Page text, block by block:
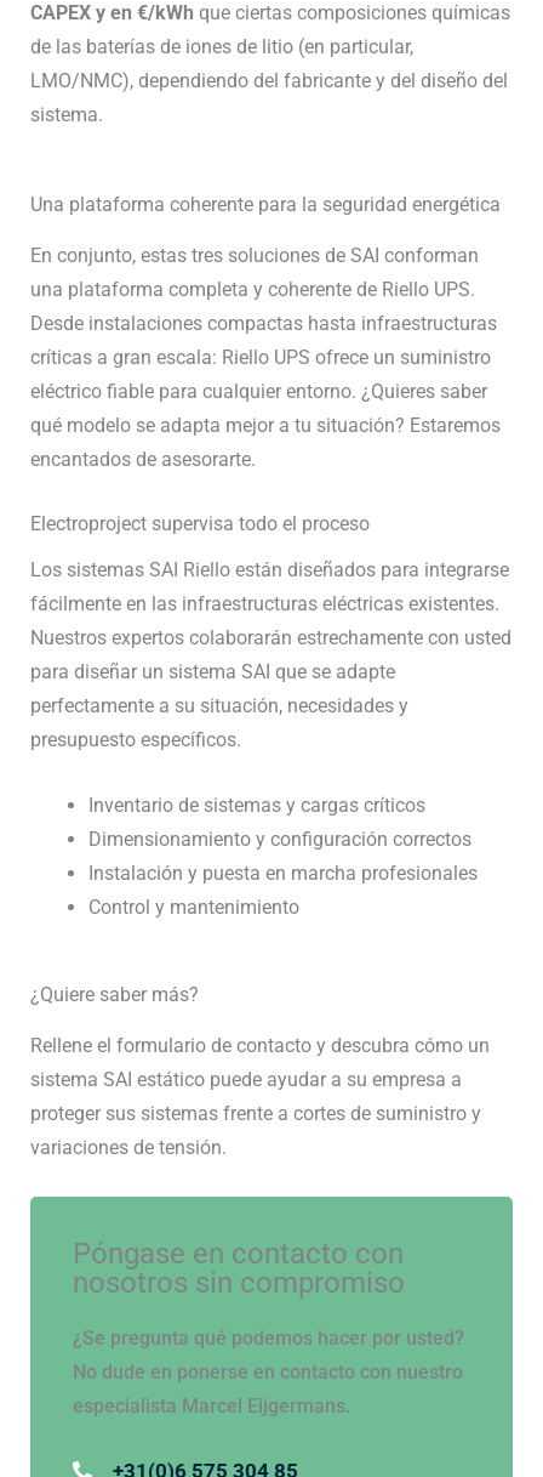
CAPEX y en €/kWh que ciertas composiciones químicas
de las baterías de iones de litio (en particular,
LMO/NMC), dependiendo del fabricante y del diseño del
sistema.
Una plataforma coherente para la seguridad energética
En conjunto, estas tres soluciones de SAI conforman
una plataforma completa y coherente de Riello UPS.
Desde instalaciones compactas hasta infraestructuras
críticas a gran escala: Riello UPS ofrece un suministro
eléctrico fiable para cualquier entorno. ¿Quieres saber
qué modelo se adapta mejor a tu situación? Estaremos
encantados de asesorarte.
Electroproject supervisa todo el proceso
Los sistemas SAI Riello están diseñados para integrarse
fácilmente en las infraestructuras eléctricas existentes.
Nuestros expertos colaborarán estrechamente con usted
para diseñar un sistema SAI que se adapte
perfectamente a su situación, necesidades y
presupuesto específicos.
Inventario de sistemas y cargas críticos
Dimensionamiento y configuración correctos
Instalación y puesta en marcha profesionales
Control y mantenimiento
¿Quiere saber más?
Rellene el formulario de contacto y descubra cómo un
sistema SAI estático puede ayudar a su empresa a
proteger sus sistemas frente a cortes de suministro y
variaciones de tensión.
Póngase en contacto con
nosotros sin compromiso
¿Se pregunta qué podemos hacer por usted?
No dude en ponerse en contacto con nuestro
especialista Marcel Eijgermans.
+31(0)6 575 304 85